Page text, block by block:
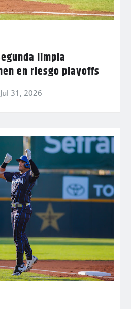
limpia
en riesgo playoffs
Jul 31, 2026